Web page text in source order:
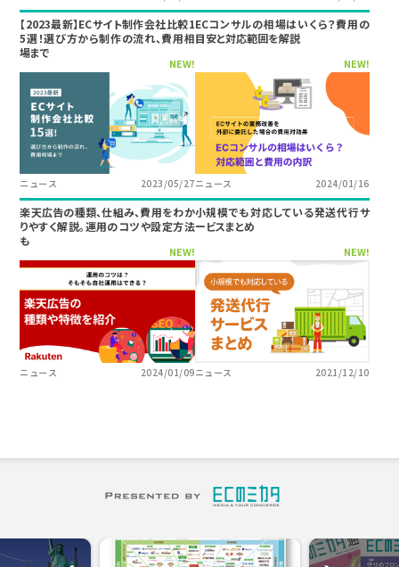
【2023最新】ECサイト制作会社比較1
5選！選び方から制作の流れ、費用相
場まで
NEW!
ニュース 2023/05/27
ECコンサルの相場はいくら？費用の
目安と対応範囲を解説
NEW!
ニュース 2024/01/16
楽天広告の種類、仕組み、費用をわか
りやすく解説。運用のコツや設定方法
も
NEW!
ニュース 2024/01/09
小規模でも対応している発送代行サ
ービスまとめ
NEW!
ニュース 2021/12/10